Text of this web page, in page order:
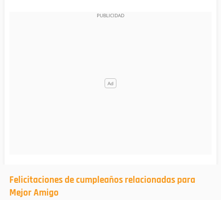
Felicitaciones de cumpleaños relacionadas para
Mejor Amigo